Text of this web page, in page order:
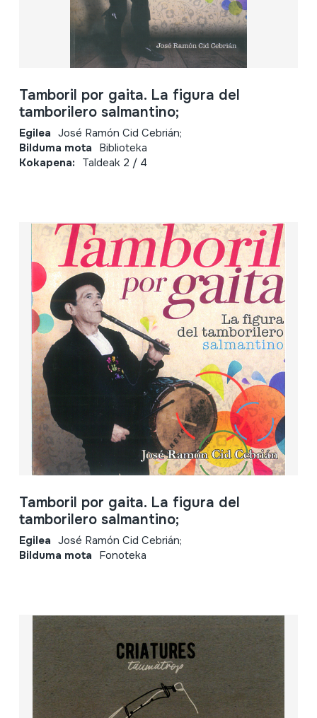
Tamboril por gaita. La figura del
tamborilero salmantino;
Egilea José Ramón Cid Cebrián;
Bilduma mota Biblioteka
Kokapena: Taldeak 2 / 4
Tamboril por gaita. La figura del
tamborilero salmantino;
Egilea José Ramón Cid Cebrián;
Bilduma mota Fonoteka